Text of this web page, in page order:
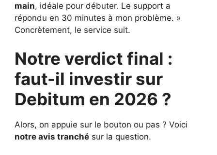
main, idéale pour débuter. Le support a
répondu en 30 minutes à mon problème. »
Concrètement, le service suit.
Notre verdict final :
faut-il investir sur
Debitum en 2026 ?
Alors, on appuie sur le bouton ou pas ? Voici
notre avis tranché sur la question.